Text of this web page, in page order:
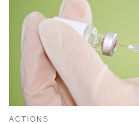
ACTIONS